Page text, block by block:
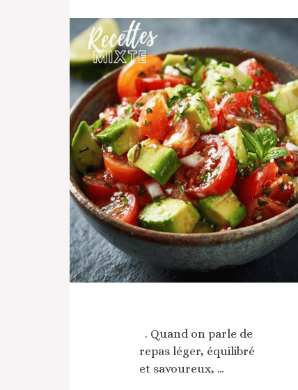
. Quand on parle de
repas léger, équilibré
et savoureux, …